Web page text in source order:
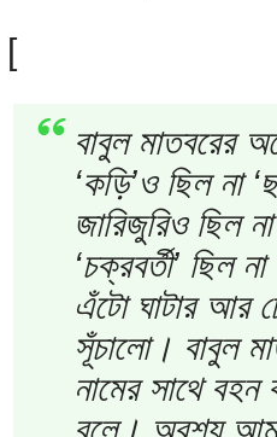
[
বাবুল মাতবরের
‘কড়ি’ও ছিল না
জারিজুরিও ছিল
‘চক্রবর্তী’ ছিল
এঁটো ঘাটার আর
সূঁচালো। বাবুল
নামের সাথে